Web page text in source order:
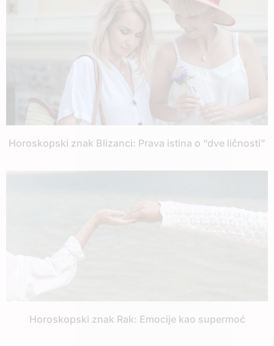
Horoskopski znak Blizanci: Prava istina o “dve ličnosti”
Horoskopski znak Rak: Emocije kao supermoć